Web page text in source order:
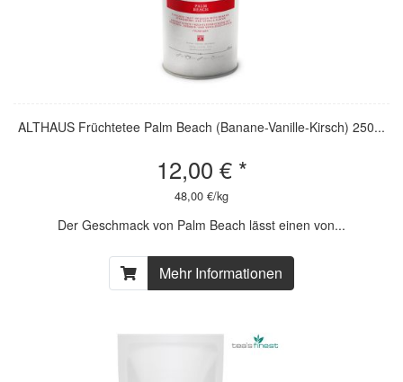
ALTHAUS Früchtetee Palm Beach (Banane-Vanille-Kirsch) 250...
12,00 € *
48,00 €/kg
Der Geschmack von Palm Beach lässt einen von...
Mehr Informationen